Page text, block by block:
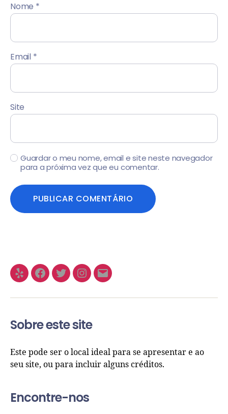
Nome *
Email *
Site
Guardar o meu nome, email e site neste navegador
para a próxima vez que eu comentar.
Sobre este site
Este pode ser o local ideal para se apresentar e ao
seu site, ou para incluir alguns créditos.
Encontre-nos